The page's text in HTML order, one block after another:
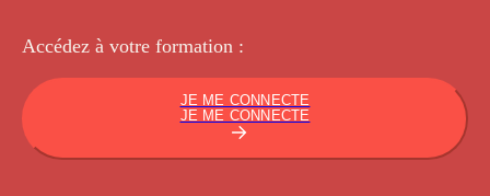
Accédez à votre formation :
JE ME CONNECTE
JE ME CONNECTE